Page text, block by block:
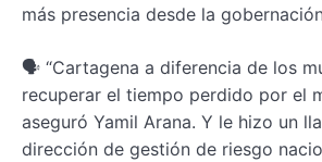
más presencia desde la
🗣️ “Cartagena a diferencia de los
recuperar el tiempo perdido por el
aseguró Yamil Arana. Y le hizo un
dirección de gestión de riesgo